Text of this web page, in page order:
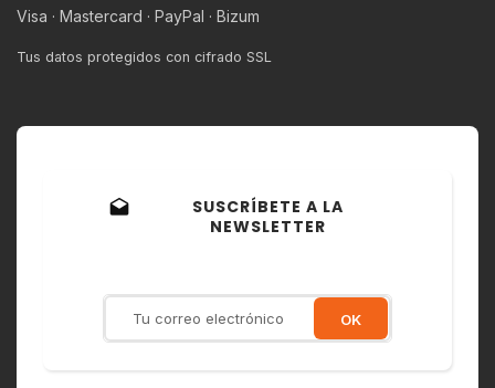
Visa · Mastercard · PayPal · Bizum
Tus datos protegidos con cifrado SSL
drafts
SUSCRÍBETE A LA
NEWSLETTER